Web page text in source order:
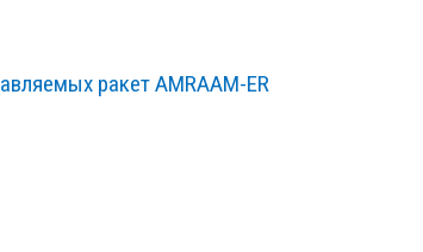
ракет AMRAAM-ER